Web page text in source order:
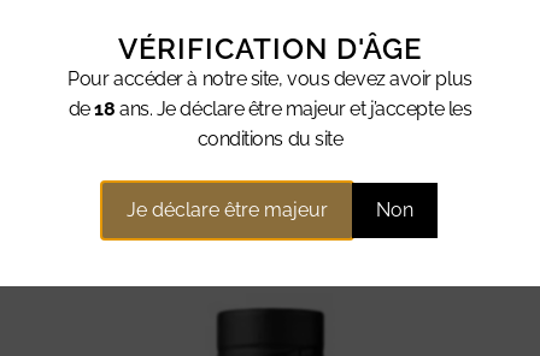
ISLAY
ECOSSE
VÉRIFICATION D'ÂGE
Pour accéder à notre site, vous devez avoir plus
de18 ans. Je déclare être majeur et j’accepte les
conditions du site
Je déclare être majeur Non